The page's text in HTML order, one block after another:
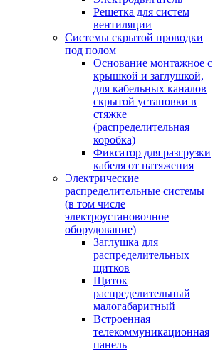
Решетка для систем
вентиляции
Системы скрытой проводки
под полом
Основание монтажное с
крышкой и заглушкой,
для кабельных каналов
скрытой установки в
стяжке
(распределительная
коробка)
Фиксатор для разгрузки
кабеля от натяжения
Электрические
распределительные системы
(в том числе
электроустановочное
оборудование)
Заглушка для
распределительных
щитков
Щиток
распределительный
малогабаритный
Встроенная
телекоммуникационная
панель